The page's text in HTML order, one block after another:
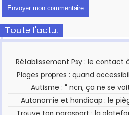
Toute l'actu.
Rétablissement Psy : le contact
Plages propres : quand
Autisme : " non, ça ne se
Autonomie et handicap : le
Trouve ton parasport : la